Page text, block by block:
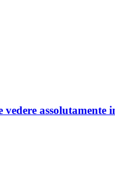
vedere assolutamente